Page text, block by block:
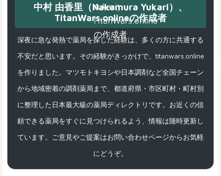
中村 由香里（Nakamura Yukari）、
TitanWars.onlineの作成者
深夜に急な発熱で薬局を探した経験は、多くの方に共通する
不安だと思います。その経験がきっかけで、titanwars.online
を作りました。マツモトキヨシや日本調剤など全国チェーン
から地域密着の調剤薬局まで、都道府県・市区町村・町村別
に整理した日本最大級の薬局ディレクトリです。お近くの信
頼できる薬局をすぐに見つけられるよう、情報は随時更新し
ています。ご意見やご提案はお問い合わせページからお気軽
にどうぞ。